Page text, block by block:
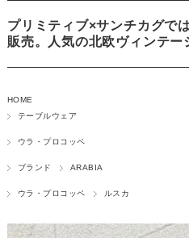
プリミティブ×サンチカグで
販売。人気の北欧ヴィンテー
HOME
テーブルウェア
ウラ・プロコッペ
ブランド ARABIA
ウラ・プロコッペ ルスカ